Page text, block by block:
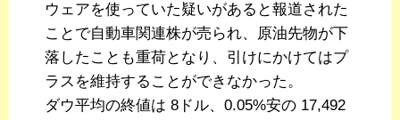
ウェアを使っていた疑いがあると報道された
ことで自動車関連株が売られ、原油先物が下
落したことも重荷となり、引けにかけてはプ
ラスを維持することができなかった。
ダウ平均の終値は 8ドル、0.05%安の 17,492